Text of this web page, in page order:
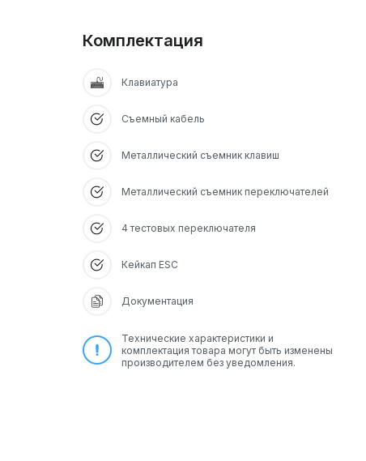
Комплектация
Клавиатура
Съемный кабель
Металлический съемник клавиш
Металлический съемник переключателей
4 тестовых переключателя
Кейкап ESC
Документация
Технические характеристики и
комплектация товара могут быть изменены
производителем без уведомления.